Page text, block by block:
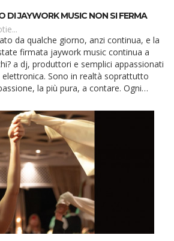
DI JAYWORK MUSIC NON SI FERMA
firmata jaywork music continua a
a dj, produttori e semplici appassionati
Sono in realtà soprattutto
la più pura, a contare. Ogni